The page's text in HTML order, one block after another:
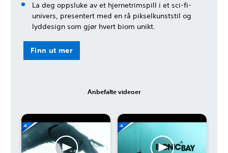
La deg oppsluke av et hjernetrimspill i et sci-fi-
univers, presentert med en rå pikselkunststil og
lyddesign som gjør hvert biom unikt.
Finn ut mer
Anbefalte videoer